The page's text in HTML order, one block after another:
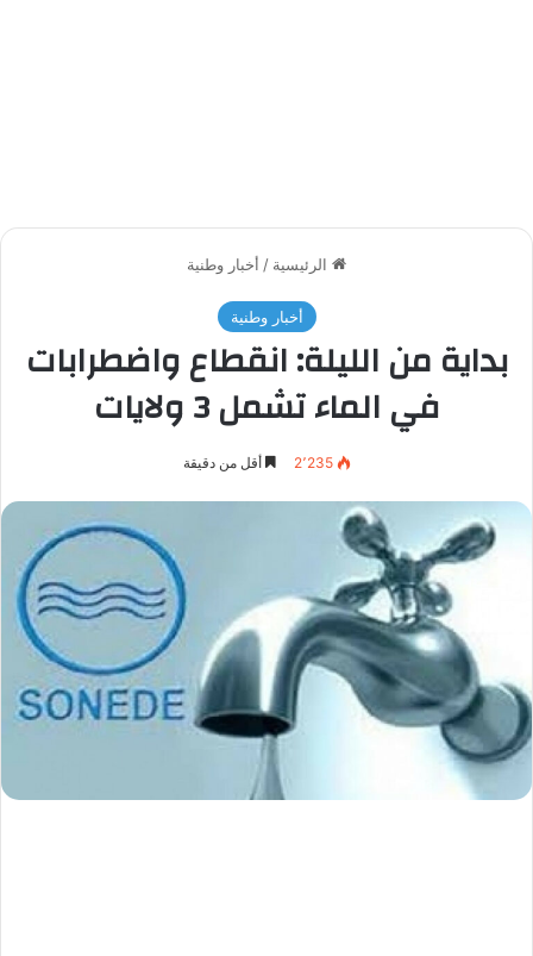
الرئيسية / أخبار وطنية
أخبار وطنية
بداية من الليلة: انقطاع واضطرابات
في الماء تشمل 3 ولايات
2٬235 أقل من دقيقة